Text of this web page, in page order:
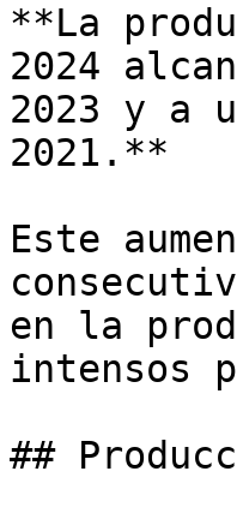
**La
2024
2023 y a
2021.**
Este
en la
intensos
##